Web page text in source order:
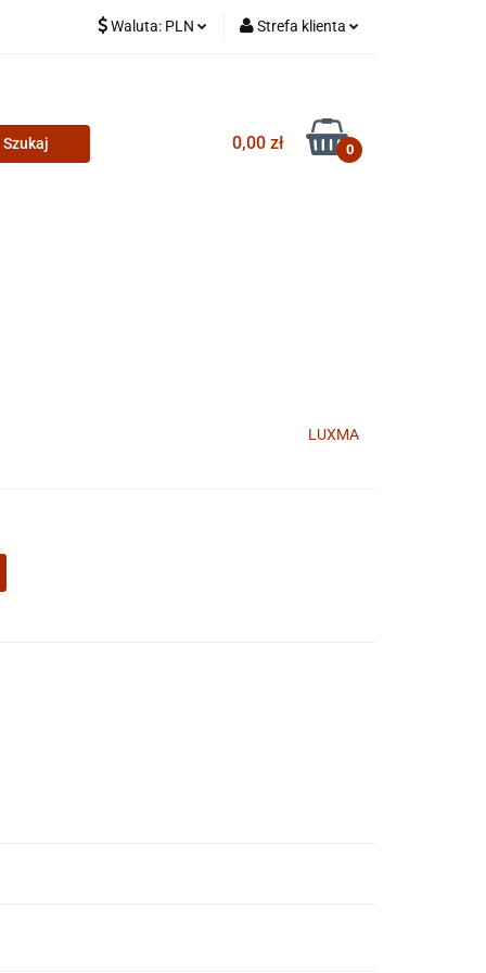
Waluta: PLN Strefa klienta
Zarejestruj się
Dodaj zgłoszenie
0,00 zł 0
LUXMA